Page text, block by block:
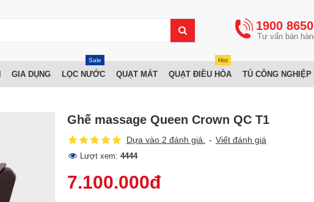
1900 8650
GIA DỤNG LỌC NƯỚC
Sale
QUẠT MÁT QUẠT ĐIỀU HÒA
Hot
TỦ CÔNG NGHIỆP
Ghế massage Queen Crown QC T1
Dựa vào 2 đánh giá. - Viết đánh giá
Lượt xem: 4444
7.100.000đ